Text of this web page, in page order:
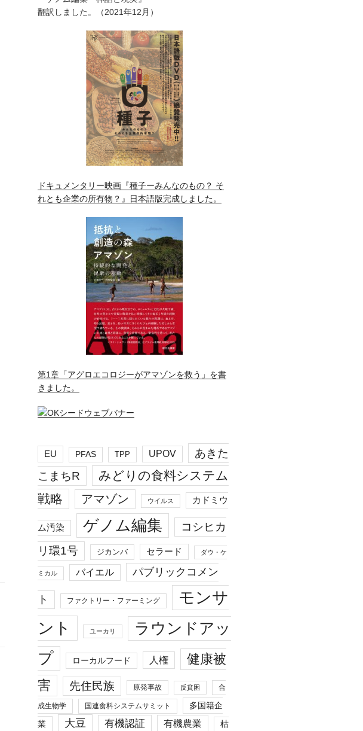
翻訳しました。（2021年12月）
ドキュメンタリー映画『種子ーみんなのもの？ そ
れとも企業の所有物？』日本語版完成しました。
第1章「アグロエコロジーがアマゾンを救う」を書
きました。
EU PFAS TPP UPOV
あきた
こまちR
みどりの食料システム
戦略
アマゾン ウイルス カドミウ
ム汚染 ゲノム編集
コシヒカ
リ環1号
ジカンバ セラード ダウ・ケ
ミカル バイエル パブリックコメン
ト ファクトリー・ファーミング
モンサ
ント
ユーカリ
ラウンドアッ
プ
ローカルフード 人権
健康被
害
先住民族 原発事故 反貧困 合
成生物学 国連食料システムサミット
多国籍企
業
大豆 有機認証 有機農業 枯